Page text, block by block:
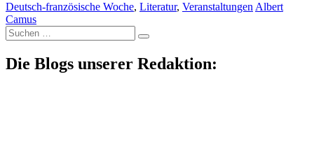
Deutsch-französische Woche, Literatur, VeranstaltungenAlbert
Camus
Suche
nach:
Die Blogs unserer Redaktion: